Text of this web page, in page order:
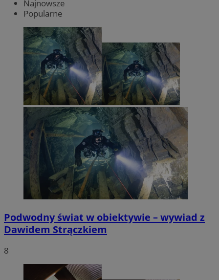
Najnowsze
Popularne
Podwodny świat w obiektywie – wywiad z
Dawidem Strączkiem
8